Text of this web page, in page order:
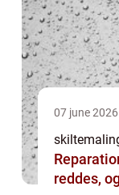
07 june 2026
reddes,